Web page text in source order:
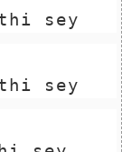
sey
sey